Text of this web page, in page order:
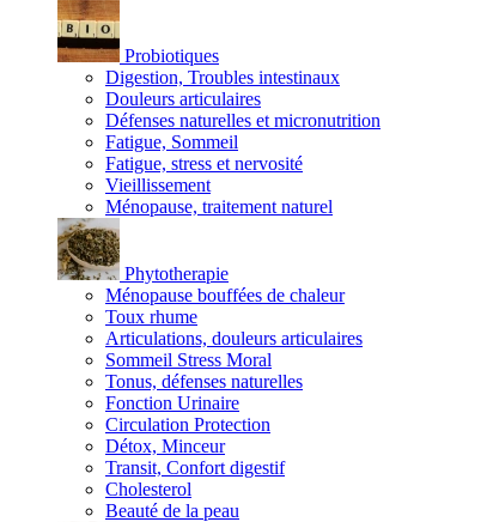
Probiotiques
Digestion, Troubles intestinaux
Douleurs articulaires
Défenses naturelles et micronutrition
Fatigue, Sommeil
Fatigue, stress et nervosité
Vieillissement
Ménopause, traitement naturel
Phytotherapie
Ménopause bouffées de chaleur
Toux rhume
Articulations, douleurs articulaires
Sommeil Stress Moral
Tonus, défenses naturelles
Fonction Urinaire
Circulation Protection
Détox, Minceur
Transit, Confort digestif
Cholesterol
Beauté de la peau